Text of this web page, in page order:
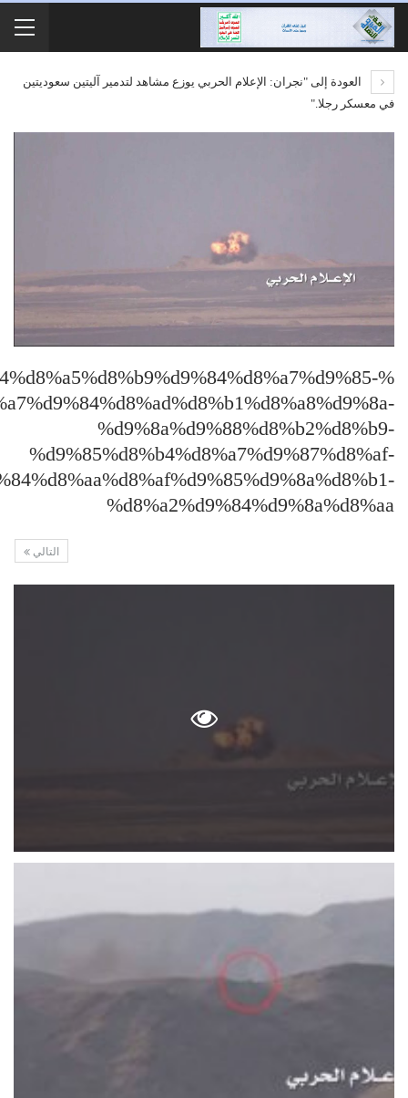
العودة إلى "نجران: الإعلام الحربي يوزع مشاهد لتدمير آليتين سعوديتين
في معسكر رجلا."
%d9%8a%d9%88%d8%b2%d8%b9-
%d9%85%d8%b4%d8%a7%d9%87%d8%af-
%d8%a2%d9%84%d9%8a%d8%aa
التالي